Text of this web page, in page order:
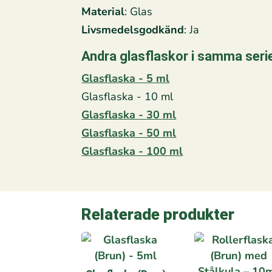
Material: Glas
Livsmedelsgodkänd: Ja
Andra glasflaskor i samma
Glasflaska - 5 ml
Glasflaska - 10 ml
Glasflaska - 30 ml
Glasflaska - 50 ml
Glasflaska - 100 ml
Relaterade produkter